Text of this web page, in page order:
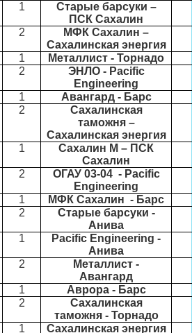
1
Старые барсуки –
ПСК Сахалин
2
МФК Сахалин –
Сахалинская энергия
1 Металлист - Торнадо
2 ЭНЛО - Pacific
Engineering
1
Авангард - Барс
2
Сахалинская
таможня –
Сахалинская энергия
1
Сахалин М – ПСК
Сахалин
2 ОГАУ 03-04 - Pacific
Engineering
1
МФК Сахалин - Барс
2
Старые барсуки -
Анива
1 Pacific Engineering -
Анива
2
Металлист -
Авангард
1
Аврора - Барс
2
Сахалинская
таможня - Торнадо
1
Сахалинская энергия